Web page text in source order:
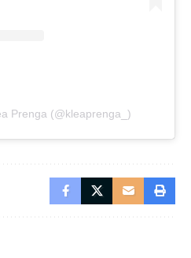
Prenga (@kleaprenga_)